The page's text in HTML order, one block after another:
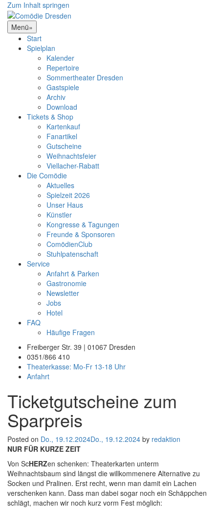
Zum Inhalt springen
Menü»
Start
Spielplan
Kalender
Repertoire
Sommertheater Dresden
Gastspiele
Archiv
Download
Tickets & Shop
Kartenkauf
Fanartikel
Gutscheine
Weihnachtsfeier
Viellacher-Rabatt
Die Comödie
Aktuelles
Spielzeit 2026
Unser Haus
Künstler
Kongresse & Tagungen
Freunde & Sponsoren
ComödienClub
Stuhlpatenschaft
Service
Anfahrt & Parken
Gastronomie
Newsletter
Jobs
Hotel
FAQ
Häufige Fragen
Freiberger Str. 39 | 01067 Dresden
0351/866 410
Theaterkasse: Mo-Fr 13-18 Uhr
Anfahrt
Ticketgutscheine zum
Sparpreis
Posted on Do., 19.12.2024Do., 19.12.2024 by redaktion
NUR FÜR KURZE ZEIT
Von ScHERZen schenken: Theaterkarten unterm
Weihnachtsbaum sind längst die willkommenere Alternative zu
Socken und Pralinen. Erst recht, wenn man damit ein Lachen
verschenken kann. Dass man dabei sogar noch ein Schäppchen
schlägt, machen wir noch kurz vorm Fest möglich: